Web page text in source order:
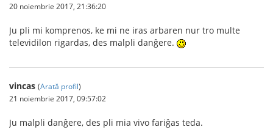
20 noiembrie 2017, 21:36:20
Ju pli mi komprenos, ke mi ne iras arbaren nur tro multe
televidilon rigardas, des malpli danĝere.
vincas (Arată profil)
21 noiembrie 2017, 09:57:02
Ju malpli danĝere, des pli mia vivo fariĝas teda.